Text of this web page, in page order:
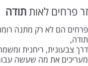
זר פרחים לאותתודה
פרחים הם לא רק מתנה
תודה,
דרך צבעונית, ריחנית
מעריכים את מה שעשה